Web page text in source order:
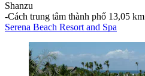
Shanzu
‐Cách trung tâm thành phố 13,05 km
Serena Beach Resort and Spa